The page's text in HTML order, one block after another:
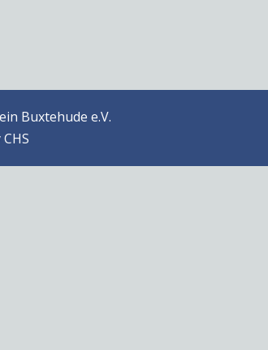
Buxtehude e.V.
CHS